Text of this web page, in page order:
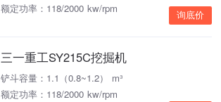
额定功率：118/2000 kw/rpm
询底价
三一重工SY215C挖掘机
铲斗容量：1.1（0.8~1.2） m³
额定功率：118/2000 kw/rpm